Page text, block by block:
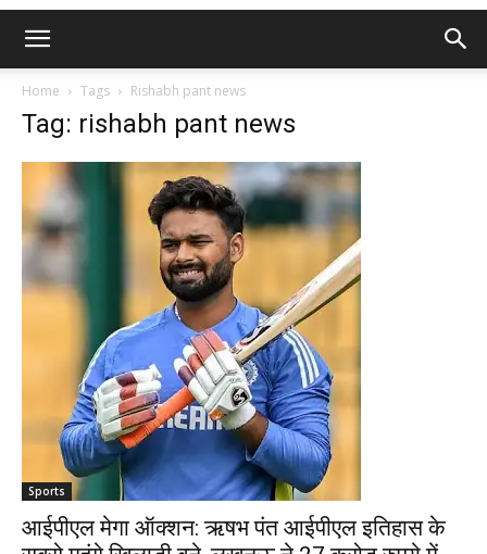
Home Tags Rishabh pant news
Tag: rishabh pant news
Sports
आईपीएल मेगा ऑक्शन: ऋषभ पंत आईपीएल इतिहास के